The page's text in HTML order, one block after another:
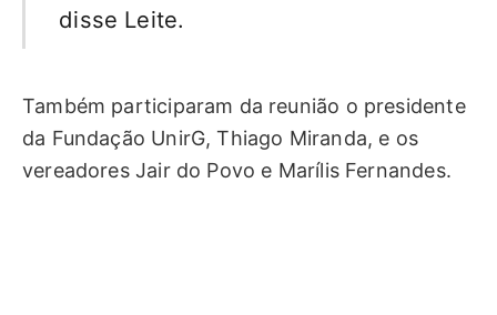
disse Leite.
Também participaram da reunião o presidente
da Fundação UnirG, Thiago Miranda, e os
vereadores Jair do Povo e Marílis Fernandes.